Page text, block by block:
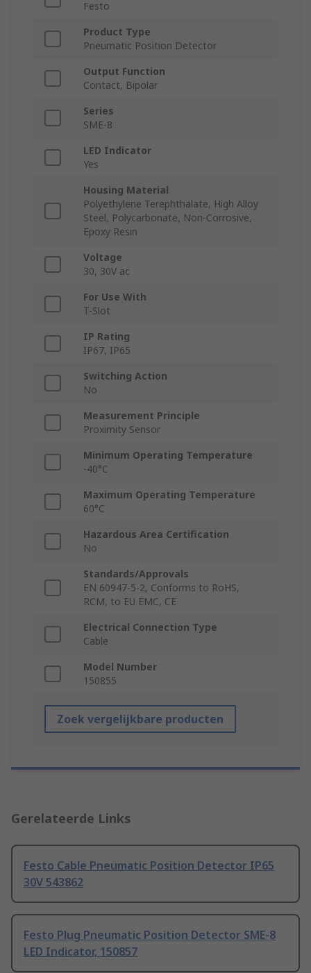
Festo
Product Type
Pneumatic Position Detector
Output Function
Contact, Bipolar
Series
SME-8
LED Indicator
Yes
Housing Material
Polyethylene Terephthalate, High Alloy
Steel, Polycarbonate, Non-Corrosive,
Epoxy Resin
Voltage
30, 30V ac
For Use With
T-Slot
IP Rating
IP67, IP65
Switching Action
No
Measurement Principle
Proximity Sensor
Minimum Operating Temperature
-40°C
Maximum Operating Temperature
60°C
Hazardous Area Certification
No
Standards/Approvals
EN 60947-5-2, Conforms to RoHS,
RCM, to EU EMC, CE
Electrical Connection Type
Cable
Model Number
150855
Zoek vergelijkbare producten
Gerelateerde Links
Festo Cable Pneumatic Position Detector IP65
30V 543862
Festo Plug Pneumatic Position Detector SME-8
LED Indicator, 150857